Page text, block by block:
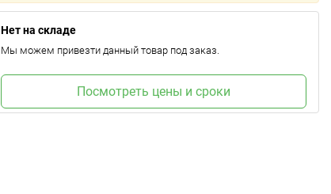
Нет на складе
Мы можем привезти данный товар под заказ.
Посмотреть цены и сроки